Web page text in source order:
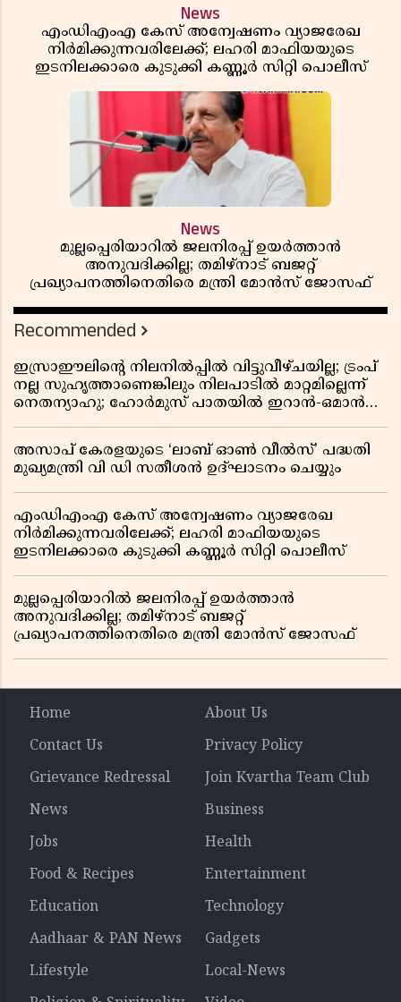
News
എംഡിഎംഎ കേസ് അന്വേഷണം വ്യാജരേഖ
നിർമിക്കുന്നവരിലേക്ക്; ലഹരി മാഫിയയുടെ
ഇടനിലക്കാരെ കുടുക്കി കണ്ണൂർ സിറ്റി പൊലീസ്
News
മുല്ലപ്പെരിയാറിൽ ജലനിരപ്പ് ഉയർത്താൻ
അനുവദിക്കില്ല; തമിഴ്നാട് ബജറ്റ്
പ്രഖ്യാപനത്തിനെതിരെ മന്ത്രി മോൻസ് ജോസഫ്
Recommended
ഇസ്രാഈലിന്റെ നിലനിൽപ്പിൽ വിട്ടുവീഴ്ചയില്ല; ട്രംപ്
നല്ല സുഹൃത്താണെങ്കിലും നിലപാടിൽ മാറ്റമില്ലെന്ന്
നെതന്യാഹു; ഹോർമുസ് പാതയിൽ ഇറാൻ-ഒമാൻ
അസാപ് കേരളയുടെ ‘ലാബ് ഓൺ വീൽസ്’ പദ്ധതി
മുഖ്യമന്ത്രി വി ഡി സതീശൻ ഉദ്ഘാടനം ചെയ്യും
എംഡിഎംഎ കേസ് അന്വേഷണം വ്യാജരേഖ
നിർമിക്കുന്നവരിലേക്ക്; ലഹരി മാഫിയയുടെ
ഇടനിലക്കാരെ കുടുക്കി കണ്ണൂർ സിറ്റി പൊലീസ്
മുല്ലപ്പെരിയാറിൽ ജലനിരപ്പ് ഉയർത്താൻ
അനുവദിക്കില്ല; തമിഴ്നാട് ബജറ്റ്
പ്രഖ്യാപനത്തിനെതിരെ മന്ത്രി മോൻസ് ജോസഫ്
Home
About Us
Contact Us
Privacy Policy
Grievance Redressal
Join Kvartha Team Club
News
Business
Jobs
Health
Food & Recipes
Entertainment
Education
Technology
Aadhaar & PAN News
Gadgets
Lifestyle
Local-News